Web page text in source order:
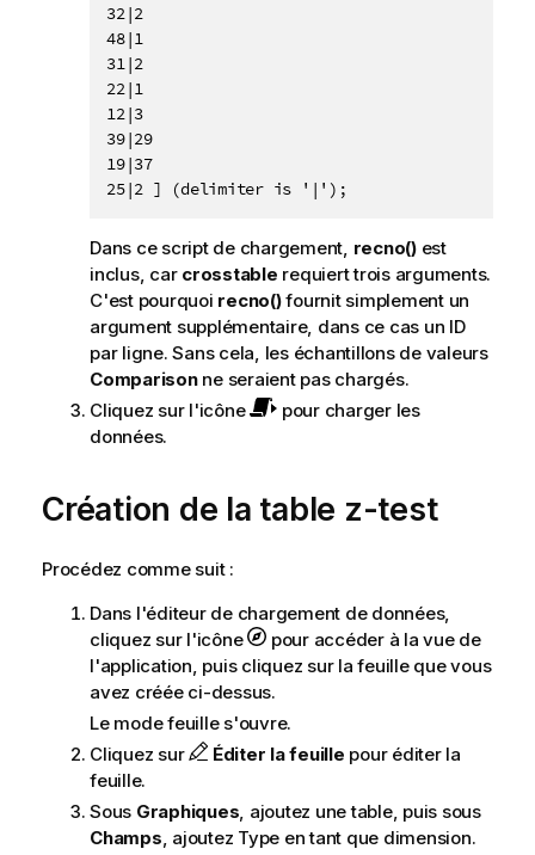
32|2
48|1
31|2
22|1
12|3
39|29
19|37
25|2 ] (delimiter is '|');
Dans ce script de chargement, recno()est
inclus, car crosstable requiert trois arguments.
C'est pourquoi recno()fournit simplement un
argument supplémentaire, dans ce cas un ID
par ligne. Sans cela, les échantillons de valeurs
Comparisonne seraient pas chargés.
Cliquez sur l'icône
pour charger les
données.
Création de la table z-test
Procédez comme suit :
Dans l'éditeur de chargement de données,
cliquez sur l'icône
pour accéder à la vue de
l'application, puis cliquez sur la feuille que vous
avez créée ci-dessus.
Le mode feuille s'ouvre.
Cliquez sur
Éditer la feuille pour éditer la
feuille.
Sous Graphiques, ajoutez une table, puis sous
Champs, ajoutez Type en tant que dimension.